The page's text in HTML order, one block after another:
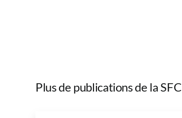
Plus de publications de la SFC